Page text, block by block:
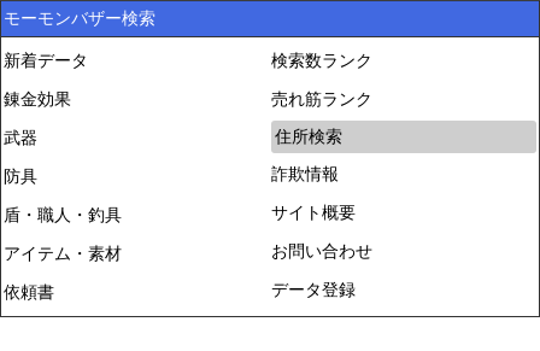
モーモンバザー検索
新着データ
錬金効果
武器
防具
盾・職人・釣具
アイテム・素材
依頼書
検索数ランク
売れ筋ランク
住所検索
詐欺情報
サイト概要
お問い合わせ
データ登録